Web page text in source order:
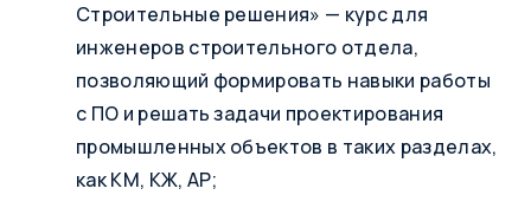
Строительные решения» — курс для
инженеров строительного отдела,
позволяющий формировать навыки работы
с ПО и решать задачи проектирования
промышленных объектов в таких разделах,
как КМ, КЖ, АР;